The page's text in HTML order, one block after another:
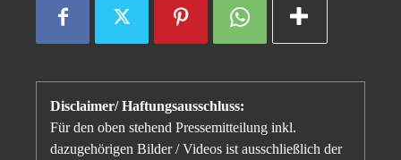
Disclaimer/ Haftungsausschluss:
Für den oben stehend Pressemitteilung inkl.
dazugehörigen Bilder / Videos ist ausschließlich der